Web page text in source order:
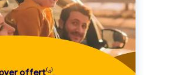
offert⁽⁴⁾.